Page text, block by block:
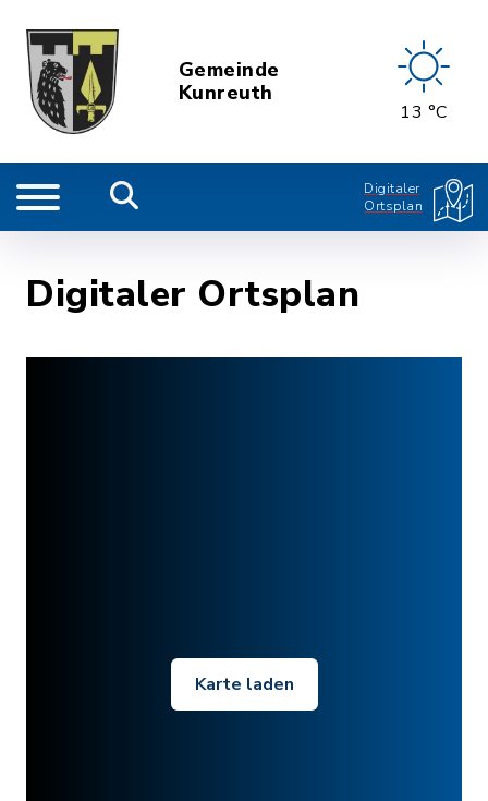
Gemeinde
Kunreuth
13 °C
Digitaler
Ortsplan
Digitaler Ortsplan
Karte laden